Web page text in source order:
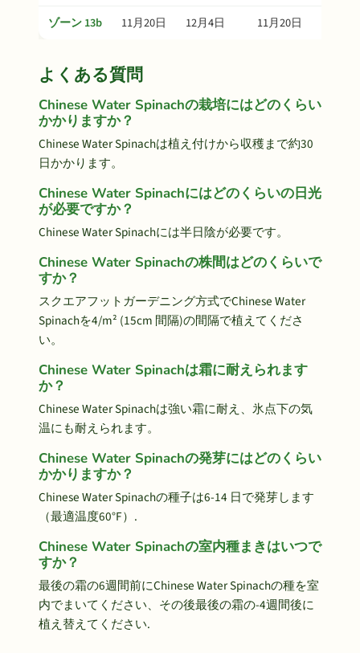
ゾーン 13b 11月20日 12月4日 11月20日
よくある質問
Chinese Water Spinachの栽培にはどのくらい
かかりますか？
Chinese Water Spinachは植え付けから収穫まで約30
日かかります。
Chinese Water Spinachにはどのくらいの日光
が必要ですか？
Chinese Water Spinachには半日陰が必要です。
Chinese Water Spinachの株間はどのくらいで
すか？
スクエアフットガーデニング方式でChinese Water
Spinachを4/m² (15cm 間隔)の間隔で植えてくださ
い。
Chinese Water Spinachは霜に耐えられます
か？
Chinese Water Spinachは強い霜に耐え、氷点下の気
温にも耐えられます。
Chinese Water Spinachの発芽にはどのくらい
かかりますか？
Chinese Water Spinachの種子は6-14 日で発芽します
（最適温度60°F）.
Chinese Water Spinachの室内種まきはいつで
すか？
最後の霜の6週間前にChinese Water Spinachの種を室
内でまいてください、その後最後の霜の-4週間後に
植え替えてください.